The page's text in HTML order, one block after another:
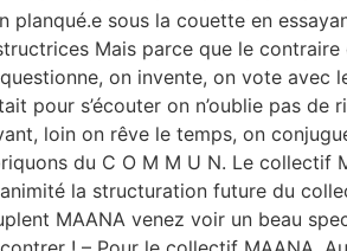
planqué.e sous la couette en
Mais parce que le
on invente, on vote avec
pour s’écouter on n’oublie pas
loin on rêve le temps, on
du C O M M U N. Le collectif
la structuration future du
MAANA venez voir un beau